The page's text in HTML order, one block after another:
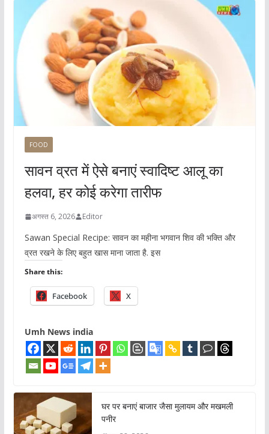
FOOD
सावन व्रत में ऐसे बनाएं स्वादिष्ट आलू का
हलवा, हर कोई करेगा तारीफ
अगस्त 6, 2026 Editor
Sawan Special Recipe: सावन का महीना भगवान शिव की भक्ति और
व्रत रखने के लिए बहुत खास माना जाता है. इस
Share this:
Facebook X
Umh News india
घर पर बनाएं बाजार जैसा मुलायम और मखमली
पनीर